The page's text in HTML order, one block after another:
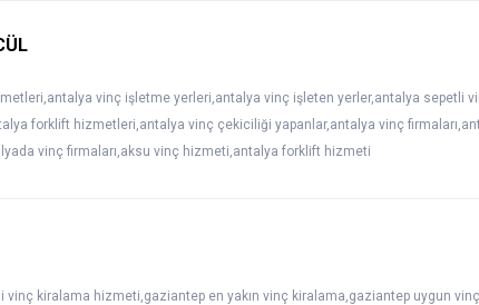
vinç işletme yerleri,antalya vinç işleten yerler,antalya sepetli
forklift hizmetleri,antalya vinç çekiciliği yapanlar,antalya vinç
vinç firmaları,aksu vinç hizmeti,antalya forklift hizmeti
kiralama hizmeti,gaziantep en yakın vinç kiralama,gaziantep uygun